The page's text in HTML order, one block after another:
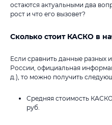
остаются актуальными два
рост и что его вызовет?
Сколько стоит КАСКО в
Если сравнить данные разных
России, официальная
д.), то можно получить
Средняя стоимость
руб.